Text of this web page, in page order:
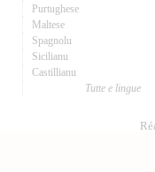
Purtughese
Maltese
Spagnolu
Sicilianu
Castillianu
Tutte e lingue